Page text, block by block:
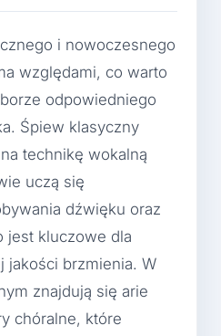
i nowoczesnego
względami, co warto
odpowiedniego
Śpiew klasyczny
technikę wokalną
uczą się
dźwięku oraz
jest kluczowe dla
jakości brzmienia. W
znajdują się arie
chóralne, które